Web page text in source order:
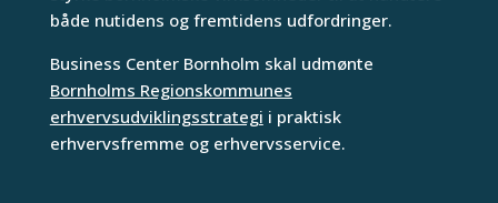
både nutidens og fremtidens udfordringer.
Business Center Bornholm skal udmønte
Bornholms Regionskommunes
erhvervsudviklingsstrategi i praktisk
erhvervsfremme og erhvervsservice.